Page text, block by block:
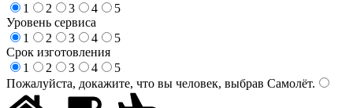
1
2 3 4
5
Уровень сервиса
1
2 3 4
5
Срок изготовления
1
2 3 4
5
Пожалуйста, докажите, что вы человек, выбрав Самолёт.